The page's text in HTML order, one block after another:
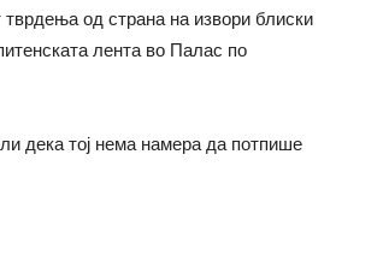
тврдења од страна на извори блиски
лента во Палас по
дека тој нема намера да потпише